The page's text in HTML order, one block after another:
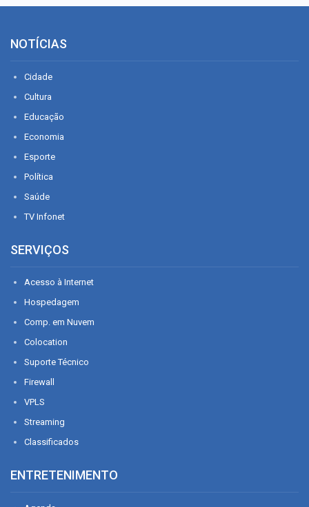
NOTÍCIAS
Cidade
Cultura
Educação
Economia
Esporte
Política
Saúde
TV Infonet
SERVIÇOS
Acesso à Internet
Hospedagem
Comp. em Nuvem
Colocation
Suporte Técnico
Firewall
VPLS
Streaming
Classificados
ENTRETENIMENTO